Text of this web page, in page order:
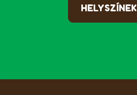
HELYSZÍNEK